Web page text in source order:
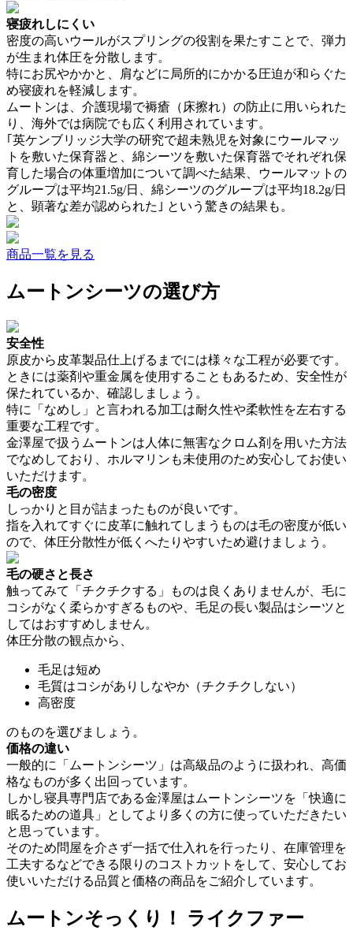
寝疲れしにくい
密度の高いウールがスプリングの役割を果たすことで、弾力
が生まれ体圧を分散します。
特にお尻やかかと、肩などに局所的にかかる圧迫が和らぐた
め寝疲れを軽減します。
ムートンは、介護現場で褥瘡（床擦れ）の防止に用いられた
り、海外では病院でも広く利用されています。
｢英ケンブリッジ大学の研究で超未熟児を対象にウールマッ
トを敷いた保育器と、綿シーツを敷いた保育器でそれぞれ保
育した場合の体重増加について調べた結果、ウールマットの
グループは平均21.5g/日、綿シーツのグループは平均18.2g/日
と、顕著な差が認められた｣ という驚きの結果も。
商品一覧を見る
ムートンシーツの選び方
安全性
原皮から皮革製品仕上げるまでには様々な工程が必要です。
ときには薬剤や重金属を使用することもあるため、安全性が
保たれているか、確認しましょう。
特に「なめし」と言われる加工は耐久性や柔軟性を左右する
重要な工程です。
金澤屋で扱うムートンは人体に無害なクロム剤を用いた方法
でなめしており、ホルマリンも未使用のため安心してお使い
いただけます。
毛の密度
しっかりと目が詰まったものが良いです。
指を入れてすぐに皮革に触れてしまうものは毛の密度が低い
ので、体圧分散性が低くへたりやすいため避けましょう。
毛の硬さと長さ
触ってみて「チクチクする」ものは良くありませんが、毛に
コシがなく柔らかすぎるものや、毛足の長い製品はシーツと
してはおすすめしません。
体圧分散の観点から、
毛足は短め
毛質はコシがありしなやか（チクチクしない）
高密度
のものを選びましょう。
価格の違い
一般的に「ムートンシーツ」は高級品のように扱われ、高価
格なものが多く出回っています。
しかし寝具専門店である金澤屋はムートンシーツを「快適に
眠るための道具」としてより多くの方に使っていただきたい
と思っています。
そのため問屋を介さず一括で仕入れを行ったり、在庫管理を
工夫するなどできる限りのコストカットをして、安心してお
使いいただける品質と価格の商品をご紹介しています。
ムートンそっくり！ ライクファー